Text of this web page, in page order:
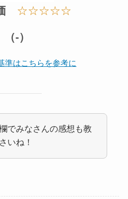
☆☆☆☆☆
（-）
準はこちらを参考に
でみなさんの感想も教
いね！